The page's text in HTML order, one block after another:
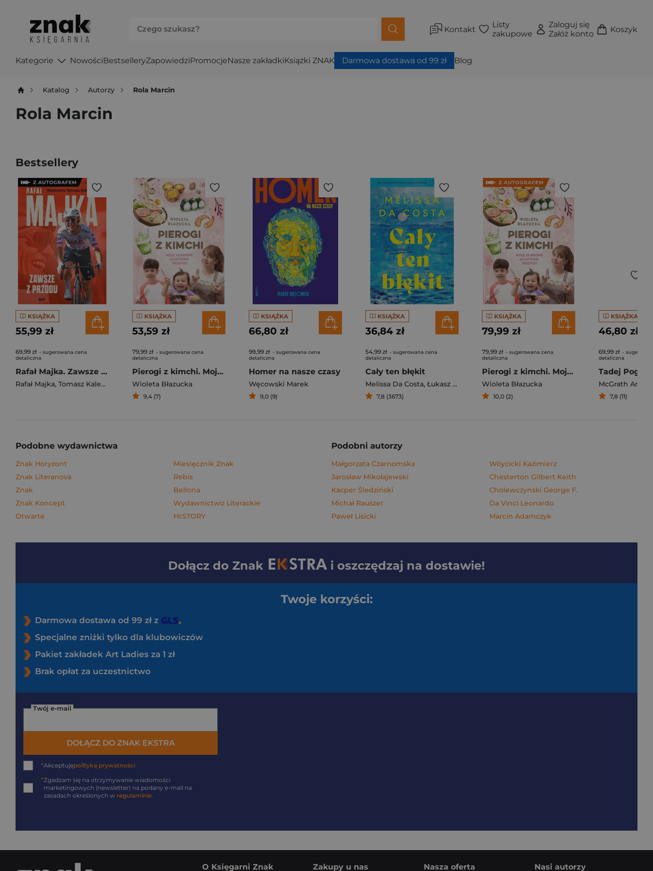
Kontakt
Listy
zakupowe
Zaloguj się
Załóż konto
Koszyk
Kategorie NowościBestselleryZapowiedziPromocjeNasze zakładkiKsiążki ZNAK Darmowa dostawa od 99 zł Blog
Katalog Autorzy Rola Marcin
Rola Marcin
Bestsellery
KSIĄŻKA
55,99 zł
69,99 zł - sugerowana cena
detaliczna
Rafał Majka. Zawsze z przodu. Rozmawia Tomasz Kalemba - książka z autografem
Rafał Majka, Tomasz Kalemba
KSIĄŻKA
53,59 zł
79,99 zł - sugerowana cena
detaliczna
Pierogi z kimchi. Moje ulubione azjatyckie przepisy
Wioleta Błazucka
9,4 (7)
KSIĄŻKA
66,80 zł
99,99 zł - sugerowana cena
detaliczna
Homer na nasze czasy
Węcowski Marek
9,0 (9)
KSIĄŻKA
36,84 zł
54,99 zł - sugerowana cena
detaliczna
Cały ten błękit
Melissa Da Costa, Łukasz Müller
7,8 (3673)
KSIĄŻKA
79,99 zł
79,99 zł - sugerowana cena
detaliczna
Pierogi z kimchi. Moje ulubione azjatyckie przepisy - książka z autografem
Wioleta Błazucka
10,0 (2)
KSIĄŻKA
46,80 zł
69,99 zł -
detaliczna
McGrath Andy
7,8 (11)
Podobne wydawnictwa
Znak Horyzont
Znak Literanova
Znak
Znak Koncept
Otwarte
Miesięcznik Znak
Rebis
Bellona
Wydawnictwo Literackie
HI:STORY
Podobni autorzy
Małgorzata Czarnomska
Jarosław Mikołajewski
Kacper Śledziński
Michał Rauszer
Paweł Lisicki
Wóycicki Kazimierz
Chesterton Gilbert Keith
Cholewczynski George F.
Da Vinci Leonardo
Marcin Adamczyk
Dołącz do Znak i oszczędzaj na dostawie!
Twoje korzyści:
Darmowa dostawa od 99 zł z
Specjalne zniżki tylko dla klubowiczów
Pakiet zakładek Art Ladies za 1 zł
Brak opłat za uczestnictwo
Twój e-mail
DOŁĄCZ DO ZNAK EKSTRA
*Akceptujępolitykę prywatności
*Zgadzam się na otrzymywanie wiadomości
marketingowych (newsletter) na podany e-mail na
zasadach określonych w regulaminie.
O Księgarni Znak Zakupy u nas Nasza oferta Nasi autorzy